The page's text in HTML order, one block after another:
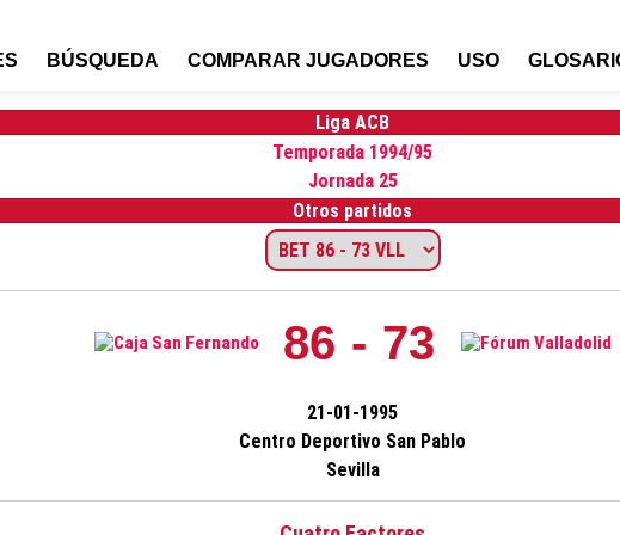
BÚSQUEDA COMPARAR JUGADORES USO
Liga ACB
Temporada 1994/95
Jornada 25
Otros partidos
86 - 73
21-01-1995
Centro Deportivo San Pablo
Sevilla